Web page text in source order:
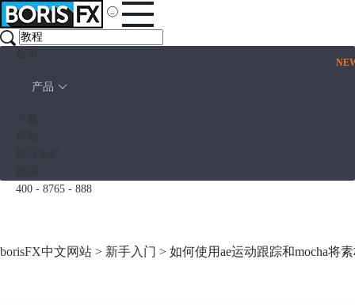
产品
400 - 8765 - 888
borisFX中文网站 > 新手入门 > 如何使用ae运动跟踪和mocha将